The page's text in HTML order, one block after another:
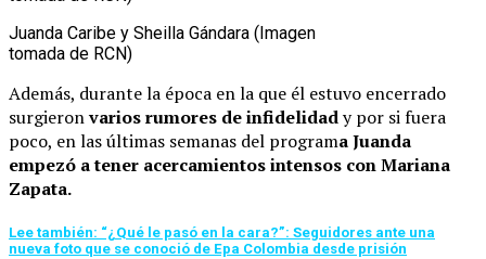
Juanda Caribe y Sheilla Gándara (Imagen
tomada de RCN)
Además, durante la época en la que él estuvo encerrado
surgieronvarios rumores de infidelidady por si fuera
poco, en las últimas semanas del programa Juanda
empezó a tener acercamientos intensos con Mariana
Zapata.
Lee también: “¿Qué le pasó en la cara?”: Seguidores ante una
nueva foto que se conoció de Epa Colombia desde prisión